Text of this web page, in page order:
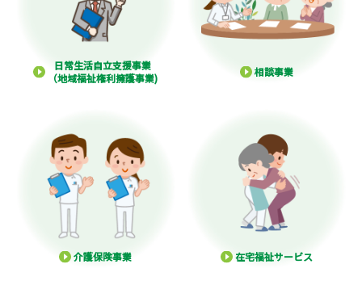
日常生活自立支援事業
（地域福祉権利擁護事業)
相談事業
介護保険事業 在宅福祉サービス